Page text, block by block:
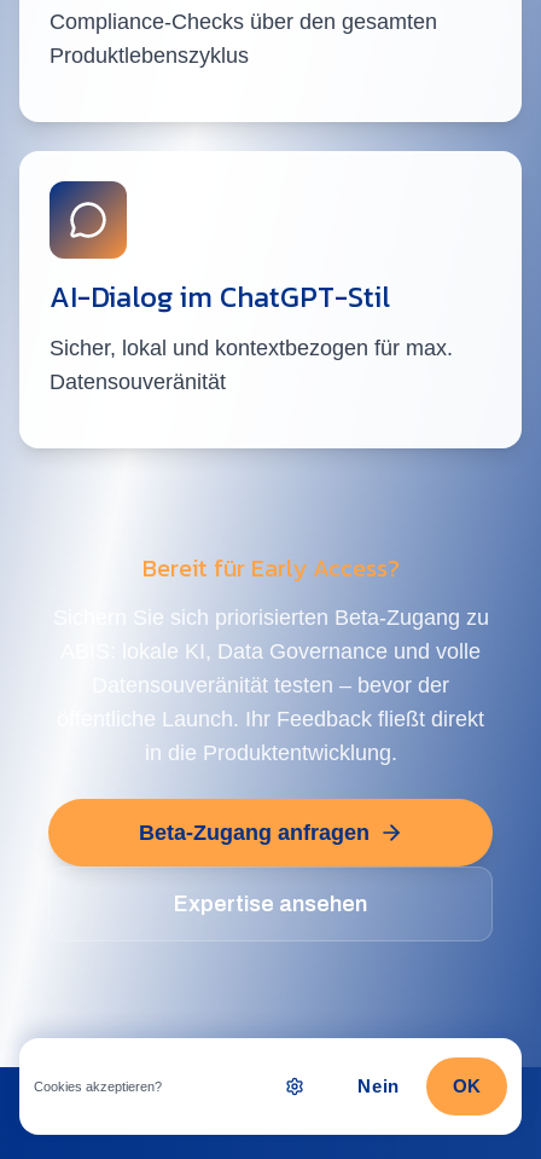
Compliance-Checks über den gesamten
Produktlebenszyklus
AI-Dialog im ChatGPT-Stil
Sicher, lokal und kontextbezogen für max.
Datensouveränität
Bereit für Early Access?
Sichern Sie sich priorisierten Beta-Zugang zu
ABIS: lokale KI, Data Governance und volle
Datensouveränität testen – bevor der
öffentliche Launch. Ihr Feedback fließt direkt
in die Produktentwicklung.
Beta-Zugang anfragen
Expertise ansehen
Cookies akzeptieren? Nein OK